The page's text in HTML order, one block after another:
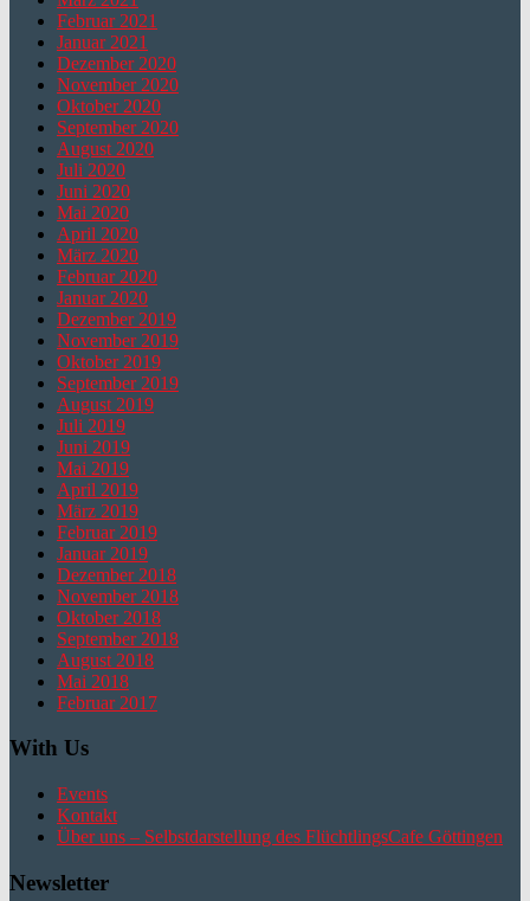
Februar 2021
Januar 2021
Dezember 2020
November 2020
Oktober 2020
September 2020
August 2020
Juli 2020
Juni 2020
Mai 2020
April 2020
März 2020
Februar 2020
Januar 2020
Dezember 2019
November 2019
Oktober 2019
September 2019
August 2019
Juli 2019
Juni 2019
Mai 2019
April 2019
März 2019
Februar 2019
Januar 2019
Dezember 2018
November 2018
Oktober 2018
September 2018
August 2018
Mai 2018
Februar 2017
With Us
Events
Kontakt
Über uns – Selbstdarstellung des FlüchtlingsCafe Göttingen
Newsletter